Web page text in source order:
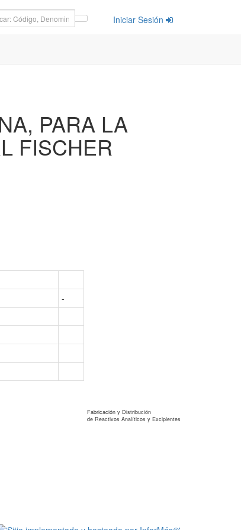
Iniciar Sesión
PARA LA
FISCHER
-
Fabricación y Distribución
de Reactivos Analíticos y Excipientes